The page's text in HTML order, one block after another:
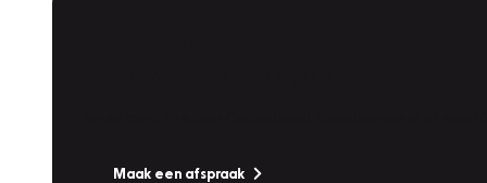
Maak een afspraak